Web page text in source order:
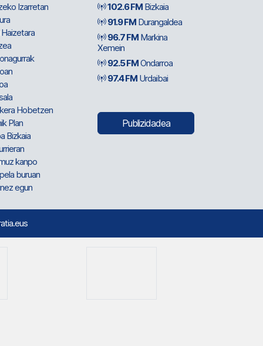
Izarretan
Hobetzen
Plan
Bizkaia
kanpo
buruan
egun
102.6 FM Bizkaia
91.9 FM Durangaldea
96.7 FM Markina
Xemein
92.5 FMOndarroa
97.4 FM Urdaibai
Publizidadea